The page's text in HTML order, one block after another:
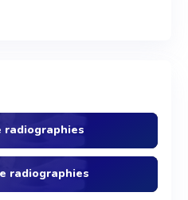
radiographies
radiographies